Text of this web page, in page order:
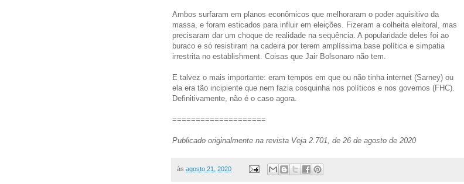
Ambos surfaram em planos econômicos que melhoraram o poder aquisitivo da
massa, e foram esticados para influir em eleições. Fizeram a colheita eleitoral, mas
precisaram dar um choque de realidade na sequência. A popularidade deles foi ao
buraco e só resistiram na cadeira por terem amplíssima base política e simpatia
irrestrita no establishment. Coisas que Jair Bolsonaro não tem.
E talvez o mais importante: eram tempos em que ou não tinha internet (Sarney) ou
ela era tão incipiente que nem fazia cosquinha nos políticos e nos governos (FHC).
Definitivamente, não é o caso agora.
====================
Publicado originalmente na revista Veja 2.701, de 26 de agosto de 2020
às agosto 21, 2020